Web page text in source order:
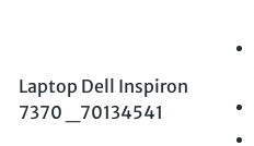
Laptop Dell Inspiron
7370 _70134541